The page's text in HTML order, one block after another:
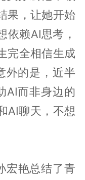
果，让她开始
赖AI思考，
完全相信生成
外的是，近半
AI而非身边的
AI聊天，不想
宏艳总结了青